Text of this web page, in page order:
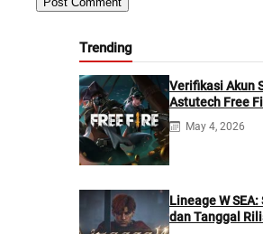
Trending
Verifikasi Akun
Astutech Free
May 4, 2026
Lineage W
dan Tanggal